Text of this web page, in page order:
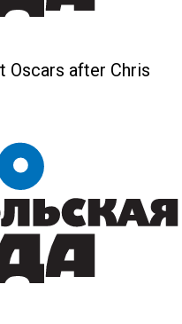
Oscars after Chris